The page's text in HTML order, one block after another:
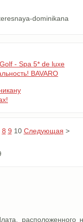
dominikana
- Spa 5* de luxe
BAVARO
8 9 10 Следующая >
расположенного